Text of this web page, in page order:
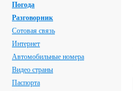
Погода
Разговорник
Сотовая связь
Интернет
Автомобильные номера
Видео страны
Паспорта